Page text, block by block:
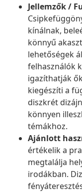
Jellemzők /
kínálnak,
könnyű
lehetőségek
felhasználók
igazíthatják
kiegészíti a
diszkrét
könnyen
témákhoz.
Ajánlott
értékelik a
megtalálja
irodákban.